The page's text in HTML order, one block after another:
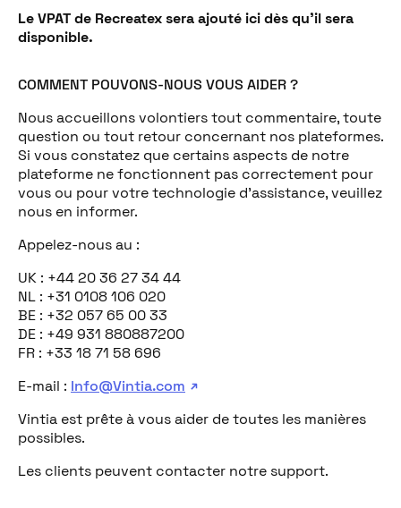
Le VPAT de Recreatex sera ajouté ici dès qu’il sera
disponible.
COMMENT POUVONS-NOUS VOUS AIDER ?
Nous accueillons volontiers tout commentaire, toute
question ou tout retour concernant nos plateformes.
Si vous constatez que certains aspects de notre
plateforme ne fonctionnent pas correctement pour
vous ou pour votre technologie d’assistance, veuillez
nous en informer.
Appelez-nous au :
UK : +44 20 36 27 34 44
NL : +31 0108 106 020
BE : +32 057 65 00 33
DE : +49 931 880887200
FR : +33 18 71 58 696
E-mail : Info@Vintia.com
Vintia est prête à vous aider de toutes les manières
possibles.
Les clients peuvent contacter notre support.